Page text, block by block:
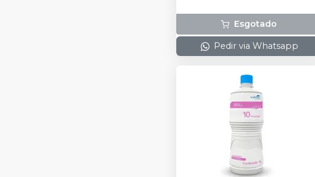
Esgotado
Pedir via Whatsapp